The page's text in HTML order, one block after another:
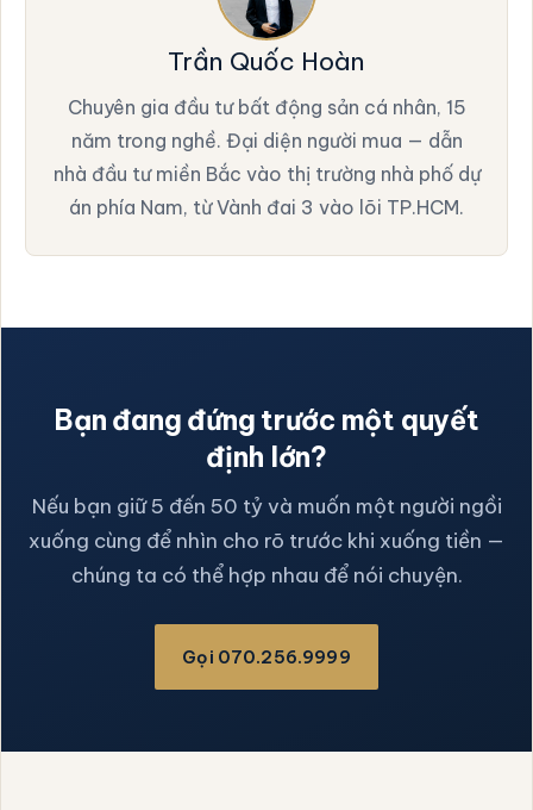
Trần Quốc Hoàn
Chuyên gia đầu tư bất động sản cá nhân, 15
năm trong nghề. Đại diện người mua — dẫn
nhà đầu tư miền Bắc vào thị trường nhà phố dự
án phía Nam, từ Vành đai 3 vào lõi TP.HCM.
Bạn đang đứng trước một quyết
định lớn?
Nếu bạn giữ 5 đến 50 tỷ và muốn một người ngồi
xuống cùng để nhìn cho rõ trước khi xuống tiền —
chúng ta có thể hợp nhau để nói chuyện.
Gọi 070.256.9999